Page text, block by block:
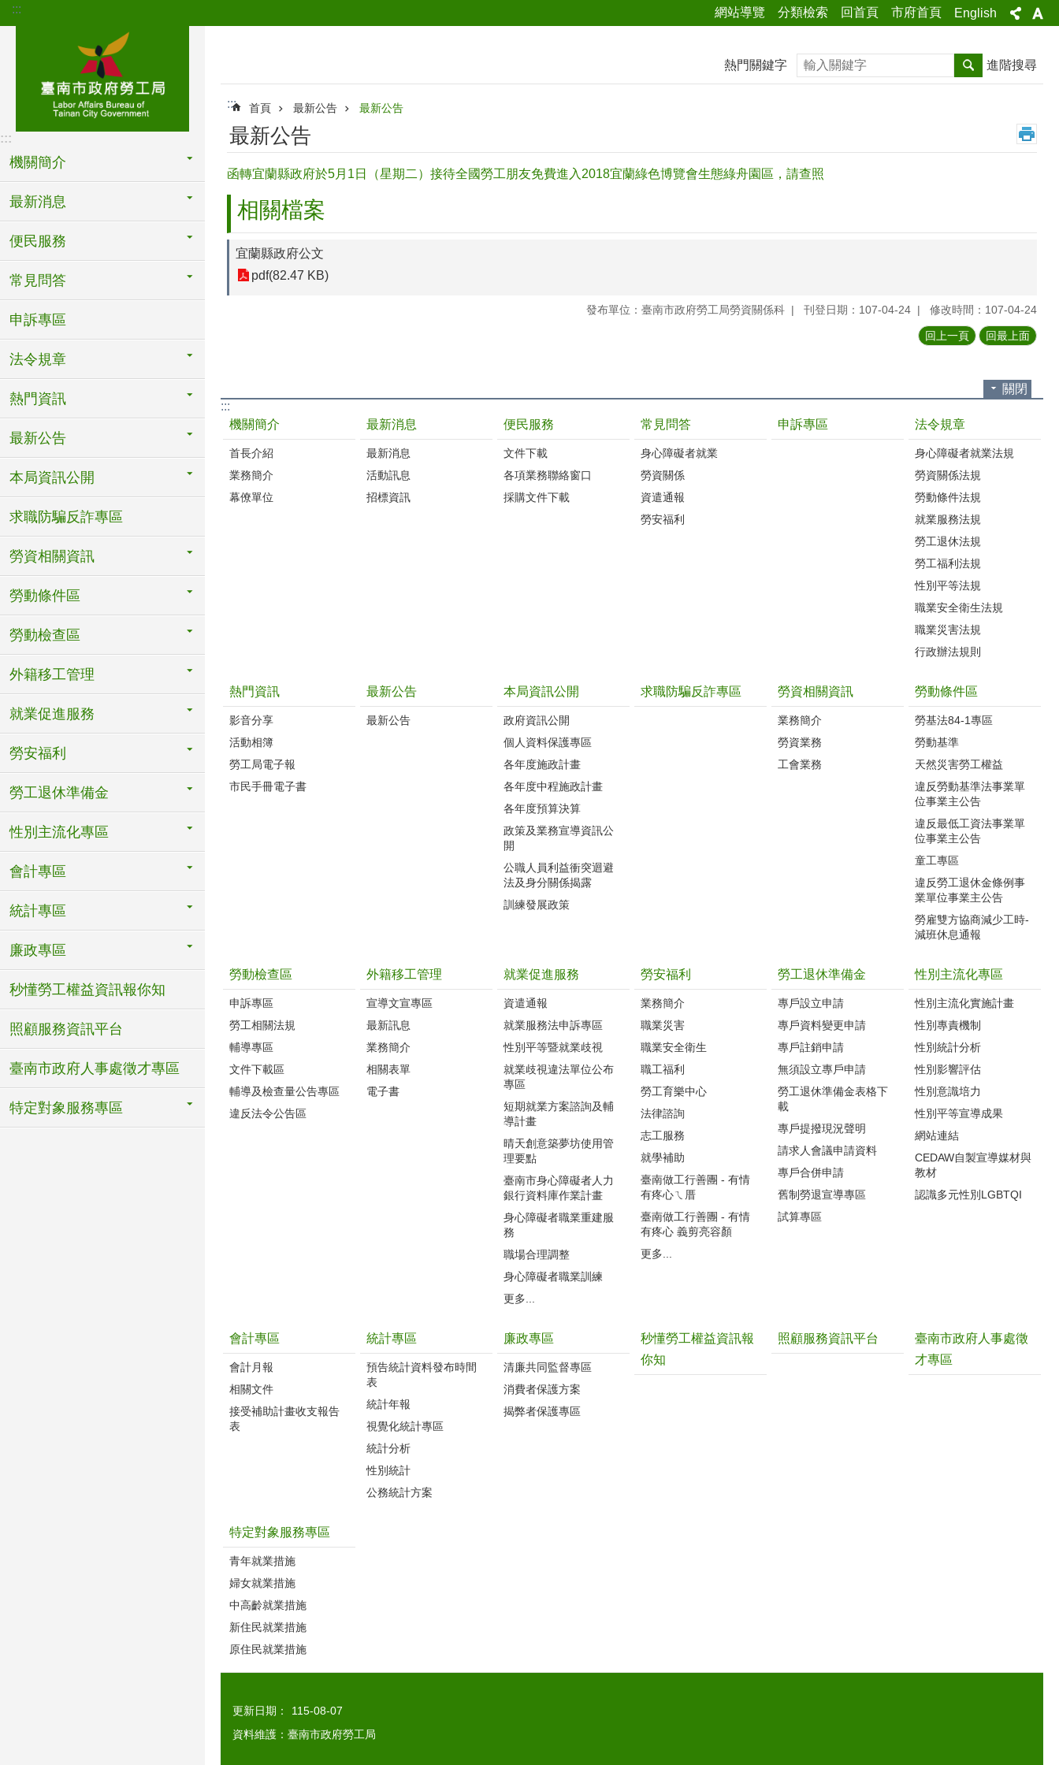
跳到主要內容區塊
::: 網站導覽 分類檢索 回首頁 市府首頁 English
:::
機關簡介
最新消息
便民服務
常見問答
申訴專區
法令規章
熱門資訊
最新公告
本局資訊公開
求職防騙反詐專區
勞資相關資訊
勞動條件區
勞動檢查區
外籍移工管理
就業促進服務
勞安福利
勞工退休準備金
性別主流化專區
會計專區
統計專區
廉政專區
秒懂勞工權益資訊報你知
照顧服務資訊平台
臺南市政府人事處徵才專區
特定對象服務專區
熱門關鍵字 搜尋 進階搜尋
::: 首頁 最新公告 最新公告
最新公告
函轉宜蘭縣政府於5月1日（星期二）接待全國勞工朋友免費進入2018宜蘭綠色博覽會生態綠舟園區，請查照
相關檔案
宜蘭縣政府公文
pdf(82.47 KB)
發布單位：臺南市政府勞工局勞資關係科 刊登日期：107-04-24 修改時間：107-04-24
回上一頁 回最上面
關閉
:::
機關簡介
首長介紹
業務簡介
幕僚單位
最新消息
最新消息
活動訊息
招標資訊
便民服務
文件下載
各項業務聯絡窗口
採購文件下載
常見問答
身心障礙者就業
勞資關係
資遣通報
勞安福利
申訴專區 法令規章
身心障礙者就業法規
勞資關係法規
勞動條件法規
就業服務法規
勞工退休法規
勞工福利法規
性別平等法規
職業安全衛生法規
職業災害法規
行政辦法規則
熱門資訊
影音分享
活動相簿
勞工局電子報
市民手冊電子書
最新公告
最新公告
本局資訊公開
政府資訊公開
個人資料保護專區
各年度施政計畫
各年度中程施政計畫
各年度預算決算
政策及業務宣導資訊公
開
公職人員利益衝突迴避
法及身分關係揭露
訓練發展政策
求職防騙反詐專區 勞資相關資訊
業務簡介
勞資業務
工會業務
勞動條件區
勞基法84-1專區
勞動基準
天然災害勞工權益
違反勞動基準法事業單
位事業主公告
違反最低工資法事業單
位事業主公告
童工專區
違反勞工退休金條例事
業單位事業主公告
勞雇雙方協商減少工時-
減班休息通報
勞動檢查區
申訴專區
勞工相關法規
輔導專區
文件下載區
輔導及檢查量公告專區
違反法令公告區
外籍移工管理
宣導文宣專區
最新訊息
業務簡介
相關表單
電子書
就業促進服務
資遣通報
就業服務法申訴專區
性別平等暨就業歧視
就業歧視違法單位公布
專區
短期就業方案諮詢及輔
導計畫
晴天創意築夢坊使用管
理要點
臺南市身心障礙者人力
銀行資料庫作業計畫
身心障礙者職業重建服
務
職場合理調整
身心障礙者職業訓練
更多...
勞安福利
業務簡介
職業災害
職業安全衛生
職工福利
勞工育樂中心
法律諮詢
志工服務
就學補助
臺南做工行善團 - 有情
有疼心ㄟ厝
臺南做工行善團 - 有情
有疼心 義剪亮容顏
更多...
勞工退休準備金
專戶設立申請
專戶資料變更申請
專戶註銷申請
無須設立專戶申請
勞工退休準備金表格下
載
專戶提撥現況聲明
請求人會議申請資料
專戶合併申請
舊制勞退宣導專區
試算專區
性別主流化專區
性別主流化實施計畫
性別專責機制
性別統計分析
性別影響評估
性別意識培力
性別平等宣導成果
網站連結
CEDAW自製宣導媒材與
教材
認識多元性別LGBTQI
會計專區
會計月報
相關文件
接受補助計畫收支報告
表
統計專區
預告統計資料發布時間
表
統計年報
視覺化統計專區
統計分析
性別統計
公務統計方案
廉政專區
清廉共同監督專區
消費者保護方案
揭弊者保護專區
秒懂勞工權益資訊報
你知
照顧服務資訊平台
臺南市政府人事處徵
才專區
特定對象服務專區
青年就業措施
婦女就業措施
中高齡就業措施
新住民就業措施
原住民就業措施
更新日期：
115-08-07
資料維護：臺南市政府勞工局